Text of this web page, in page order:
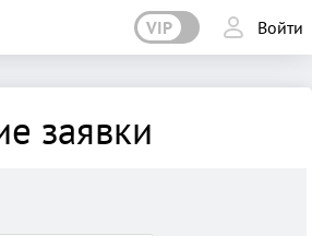
VIP Войти
заявки